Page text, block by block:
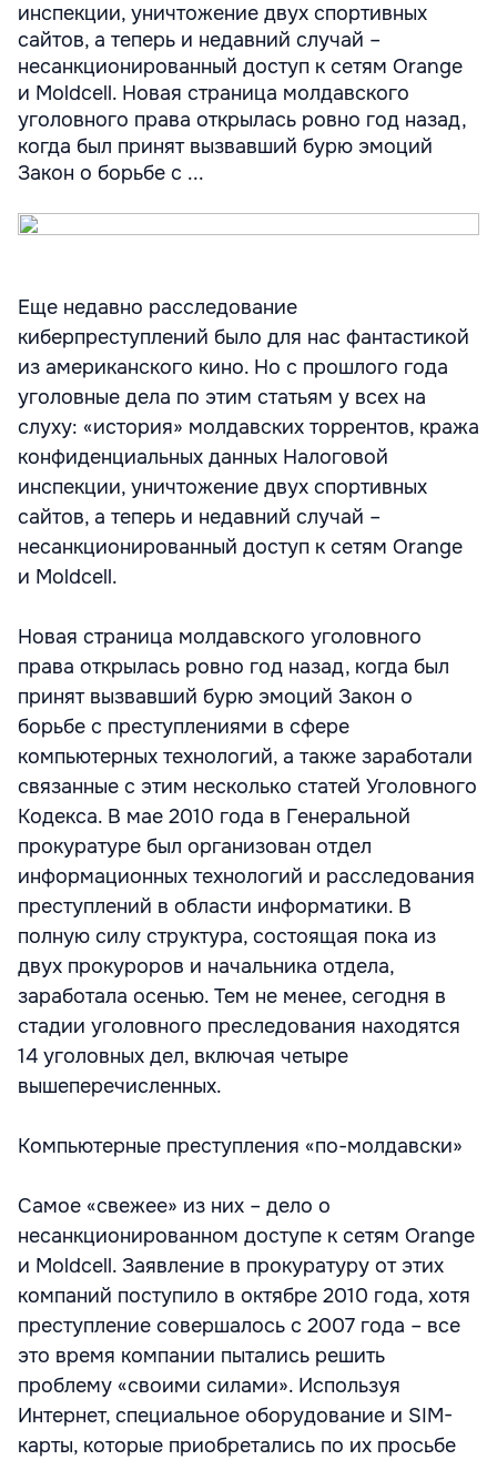
инспекции, уничтожение двух спортивных
сайтов, а теперь и недавний случай –
несанкционированный доступ к сетям Orange
и Moldcell. Новая страница молдавского
уголовного права открылась ровно год назад,
когда был принят вызвавший бурю эмоций
Закон о борьбе с ...
Еще недавно расследование
киберпреступлений было для нас фантастикой
из американского кино. Но с прошлого года
уголовные дела по этим статьям у всех на
слуху: «история» молдавских торрентов, кража
конфиденциальных данных Налоговой
инспекции, уничтожение двух спортивных
сайтов, а теперь и недавний случай –
несанкционированный доступ к сетям Orange
и Moldcell.
Новая страница молдавского уголовного
права открылась ровно год назад, когда был
принят вызвавший бурю эмоций Закон о
борьбе с преступлениями в сфере
компьютерных технологий, а также заработали
связанные с этим несколько статей Уголовного
Кодекса. В мае 2010 года в Генеральной
прокуратуре был организован отдел
информационных технологий и расследования
преступлений в области информатики. В
полную силу структура, состоящая пока из
двух прокуроров и начальника отдела,
заработала осенью. Тем не менее, сегодня в
стадии уголовного преследования находятся
14 уголовных дел, включая четыре
вышеперечисленных.
Компьютерные преступления «по-молдавски»
Самое «свежее» из них – дело о
несанкционированном доступе к сетям Orange
и Moldcell. Заявление в прокуратуру от этих
компаний поступило в октябре 2010 года, хотя
преступление совершалось с 2007 года – все
это время компании пытались решить
проблему «своими силами». Используя
Интернет, специальное оборудование и SIM-
карты, которые приобретались по их просьбе